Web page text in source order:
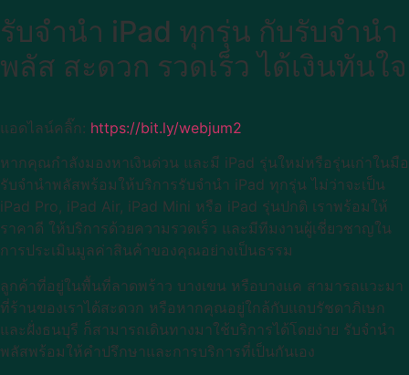
รับจำนำ iPad ทุกรุ่น กับรับจำนำ
พลัส สะดวก รวดเร็ว ได้เงินทันใจ
แอดไลน์คลิ๊ก: https://bit.ly/webjum2
หากคุณกำลังมองหาเงินด่วน และมี iPad รุ่นใหม่หรือรุ่นเก่าในมือ
รับจำนำพลัสพร้อมให้บริการรับจำนำ iPad ทุกรุ่น ไม่ว่าจะเป็น
iPad Pro, iPad Air, iPad Mini หรือ iPad รุ่นปกติ เราพร้อมให้
ราคาดี ให้บริการด้วยความรวดเร็ว และมีทีมงานผู้เชี่ยวชาญใน
การประเมินมูลค่าสินค้าของคุณอย่างเป็นธรรม
ลูกค้าที่อยู่ในพื้นที่ลาดพร้าว บางเขน หรือบางแค สามารถแวะมา
ที่ร้านของเราได้สะดวก หรือหากคุณอยู่ใกล้กับแถบรัชดาภิเษก
และฝั่งธนบุรี ก็สามารถเดินทางมาใช้บริการได้โดยง่าย รับจำนำ
พลัสพร้อมให้คำปรึกษาและการบริการที่เป็นกันเอง